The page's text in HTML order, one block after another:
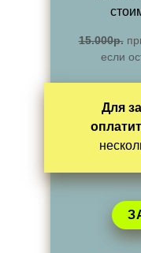
Для
15.000р.
если